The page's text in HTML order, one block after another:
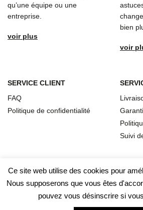
qu’une équipe ou une
entreprise.
voir plus
bien
voir
SERVICE CLIENT
FAQ
Politique de confidentialité
Suivi
Ce site web utilise des cookies pour
Nous supposerons que vous êtes
pouvez vous désinscrire si